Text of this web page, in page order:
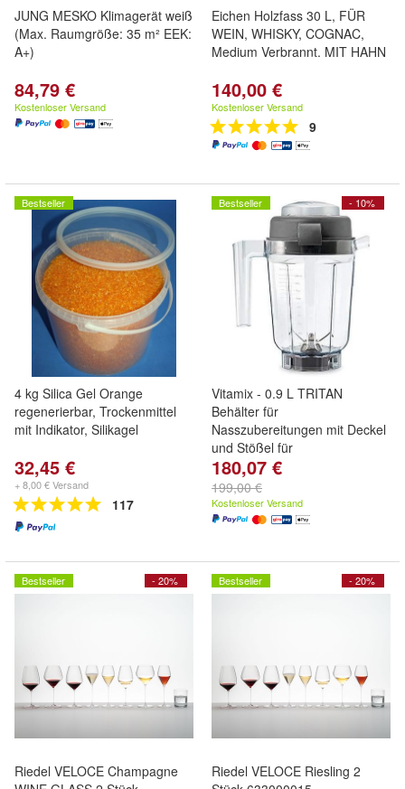
JUNG MESKO Klimagerät weiß
(Max. Raumgröße: 35 m² EEK:
A+)
84,79 €
Kostenloser Versand
Eichen Holzfass 30 L, FÜR
WEIN, WHISKY, COGNAC,
Medium Verbrannt. MIT HAHN
140,00 €
Kostenloser Versand
9
Bestseller
4 kg Silica Gel Orange
regenerierbar, Trockenmittel
mit Indikator, Silikagel
32,45 €
+ 8,00 € Versand
117
- 10%
Bestseller
Vitamix - 0.9 L TRITAN
Behälter für
Nasszubereitungen mit Deckel
und Stößel für
180,07 €
199,00 €
Kostenloser Versand
- 20%
Bestseller
Riedel VELOCE Champagne
- 20%
Bestseller
Riedel VELOCE Riesling 2